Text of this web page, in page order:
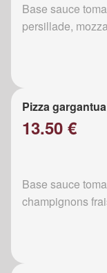
Base sauce
persillade,
Pizza
13.50 €
Base sauce
champignons